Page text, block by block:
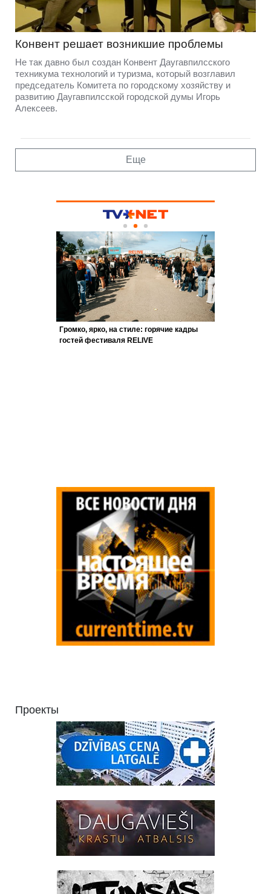
Конвент решает возникшие проблемы
Не так давно был создан Конвент Даугавпилсского
техникума технологий и туризма, который возглавил
председатель Комитета по городскому хозяйству и
развитию Даугавпилсской городской думы Игорь
Алексеев.
Еще
Проекты